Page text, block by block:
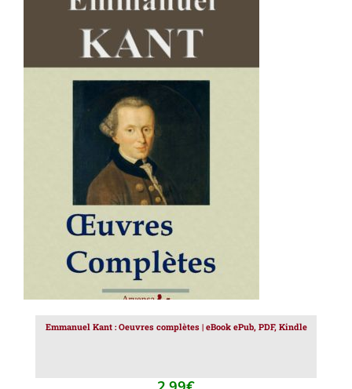
était :
129.00€.
AJOUTER AU PANIER
Emmanuel Kant : Oeuvres complètes | eBook ePub, PDF, Kindle